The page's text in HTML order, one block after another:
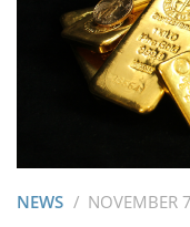
NEWS NOVEMBER